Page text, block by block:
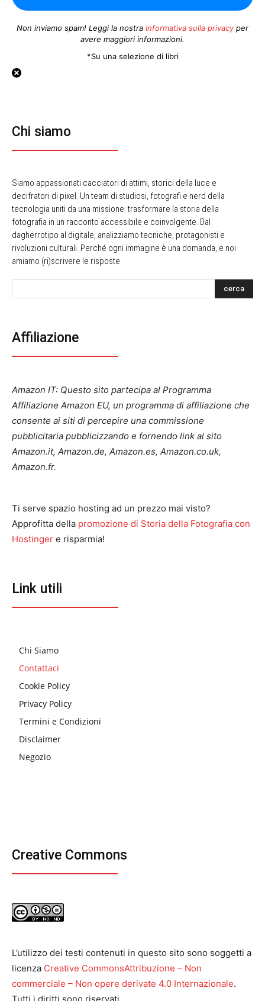
Non inviamo spam! Leggi la nostra Informativa sulla privacy per
avere maggiori informazioni.
*Su una selezione di libri
Chi siamo
Siamo appassionati cacciatori di attimi, storici della luce e
decifratori di pixel. Un team di studiosi, fotografi e nerd della
tecnologia uniti da una missione: trasformare la storia della
fotografia in un racconto accessibile e coinvolgente. Dal
dagherrotipo al digitale, analizziamo tecniche, protagonisti e
rivoluzioni culturali. Perché ogni immagine è una domanda, e noi
amiamo (ri)scrivere le risposte.
cerca
Affiliazione
Amazon IT: Questo sito partecipa al Programma
Affiliazione Amazon EU, un programma di affiliazione che
consente ai siti di percepire una commissione
pubblicitaria pubblicizzando e fornendo link al sito
Amazon.it, Amazon.de, Amazon.es, Amazon.co.uk,
Amazon.fr.
Ti serve spazio hosting ad un prezzo mai visto?
Approfitta della promozione di Storia della Fotografia con
Hostinger e risparmia!
Link utili
Chi Siamo
Contattaci
Cookie Policy
Privacy Policy
Termini e Condizioni
Disclaimer
Negozio
Creative Commons
L’utilizzo dei testi contenuti in questo sito sono soggetti a
licenza Creative CommonsAttribuzione – Non
commerciale – Non opere derivate 4.0 Internazionale.